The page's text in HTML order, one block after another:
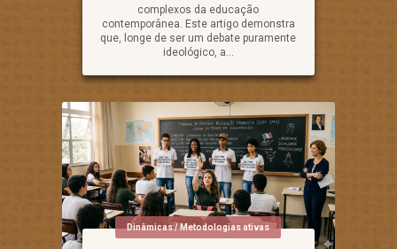
complexos da educação
contemporânea. Este artigo demonstra
que, longe de ser um debate puramente
ideológico, a...
Dinâmicas / Metodologias ativas